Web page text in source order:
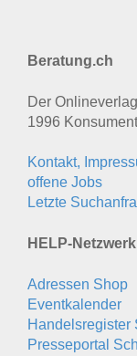
Beratung.ch
Der
1996
Kontakt,
offene Jobs
Letzte
HELP-Netzwerk
Adressen Shop
Eventkalender
Handelsregister
Presseportal